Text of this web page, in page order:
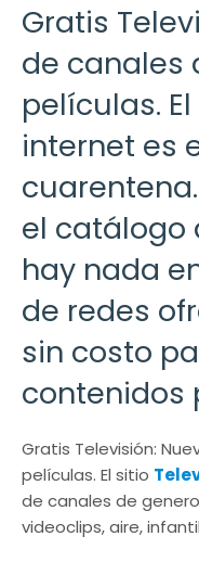
Gratis
de canales
películas.
internet es
el catálogo
hay nada
de redes
sin costo
contenidos
Gratis Televisión:
películas. El sitio
de canales de
videoclips, aire,